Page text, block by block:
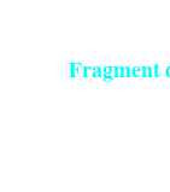
Fragment